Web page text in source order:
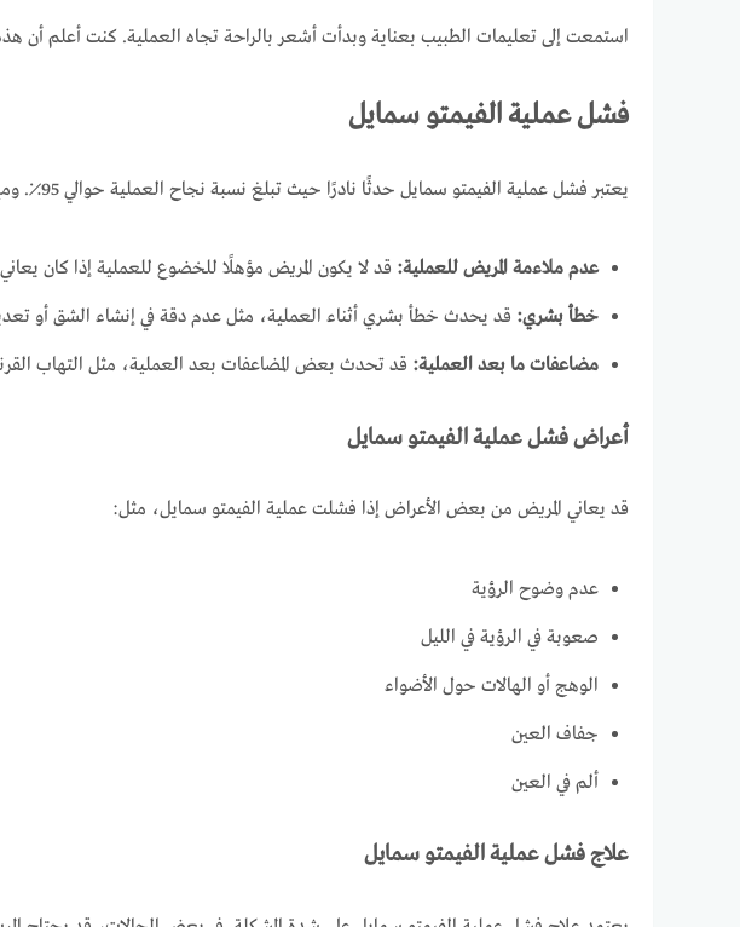
استمعت إلى تعليمات الطبيب بعناية وبدأت أشعر بالراحة تجاه العملية. كنت أعلم
فشل عملية الفيمتو سمايل
يعتبر فشل عملية الفيمتو سمايل حدثًا نادرًا حيث تبلغ نسبة نجاح العملية حوالي 95٪. ومع ذلك هناك بعض الحالات التي قد تفشل فيها العملية، مثل:
عدم ملاءمة المريض للعملية: قد لا يكون المريض مؤهلًا للخضوع للعملية إذا كان
خطأ بشري: قد يحدث خطأ بشري أثناء العملية، مثل عدم دقة في إنشاء الشق أو
مضاعفات ما بعد العملية: قد تحدث بعض المضاعفات بعد العملية، مثل التهاب
أعراض فشل عملية الفيمتو سمايل
قد يعاني المريض من بعض الأعراض إذا فشلت عملية الفيمتو سمايل، مثل:
عدم وضوح الرؤية
صعوبة في الرؤية في الليل
الوهج أو الهالات حول الأضواء
جفاف العين
ألم في العين
علاج فشل عملية الفيمتو سمايل